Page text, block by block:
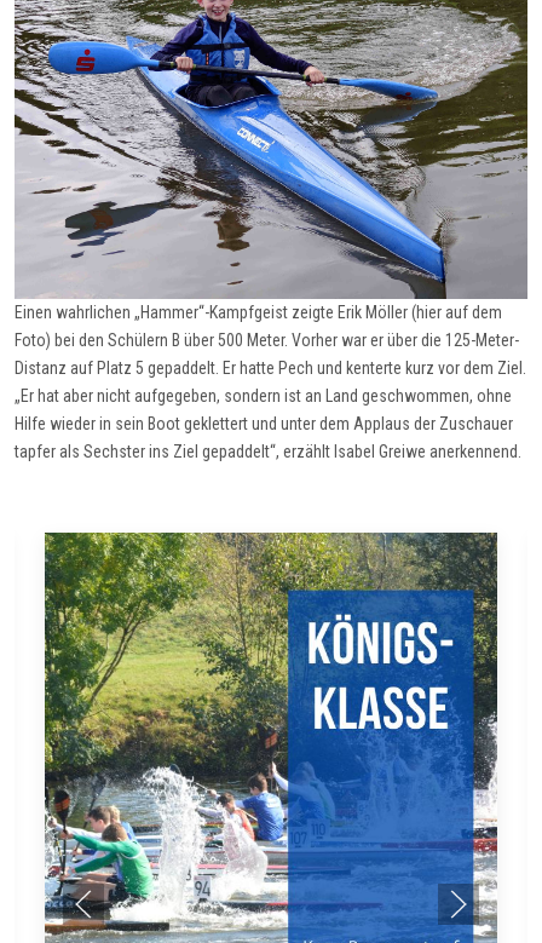
Einen wahrlichen „Hammer“-Kampfgeist zeigte Erik Möller (hier auf dem
Foto) bei den Schülern B über 500 Meter. Vorher war er über die 125-Meter-
Distanz auf Platz 5 gepaddelt. Er hatte Pech und kenterte kurz vor dem Ziel.
„Er hat aber nicht aufgegeben, sondern ist an Land geschwommen, ohne
Hilfe wieder in sein Boot geklettert und unter dem Applaus der Zuschauer
tapfer als Sechster ins Ziel gepaddelt“, erzählt Isabel Greiwe anerkennend.